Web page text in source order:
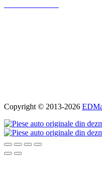
Copyright © 2013-2026